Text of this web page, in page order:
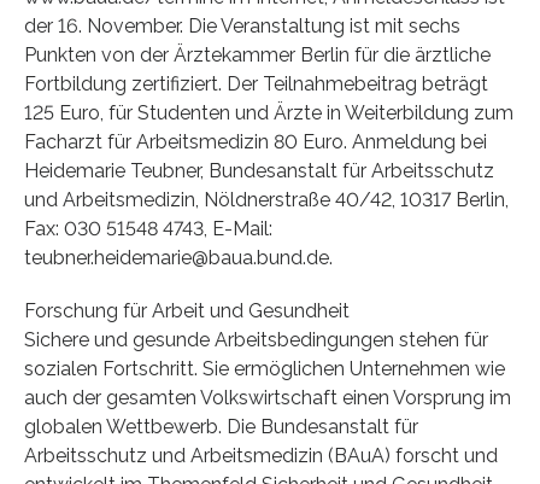
der 16. November. Die Veranstaltung ist mit sechs
Punkten von der Ärztekammer Berlin für die ärztliche
Fortbildung zertifiziert. Der Teilnahmebeitrag beträgt
125 Euro, für Studenten und Ärzte in Weiterbildung zum
Facharzt für Arbeitsmedizin 80 Euro. Anmeldung bei
Heidemarie Teubner, Bundesanstalt für Arbeitsschutz
und Arbeitsmedizin, Nöldnerstraße 40/42, 10317 Berlin,
Fax: 030 51548 4743, E-Mail:
teubner.heidemarie@baua.bund.de.
Forschung für Arbeit und Gesundheit
Sichere und gesunde Arbeitsbedingungen stehen für
sozialen Fortschritt. Sie ermöglichen Unternehmen wie
auch der gesamten Volkswirtschaft einen Vorsprung im
globalen Wettbewerb. Die Bundesanstalt für
Arbeitsschutz und Arbeitsmedizin (BAuA) forscht und